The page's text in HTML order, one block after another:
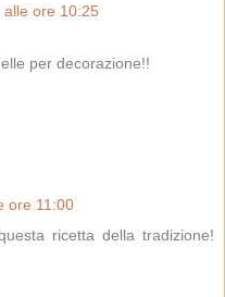
alle ore 10:25
per decorazione!!
ore 11:00
ricetta della tradizione!